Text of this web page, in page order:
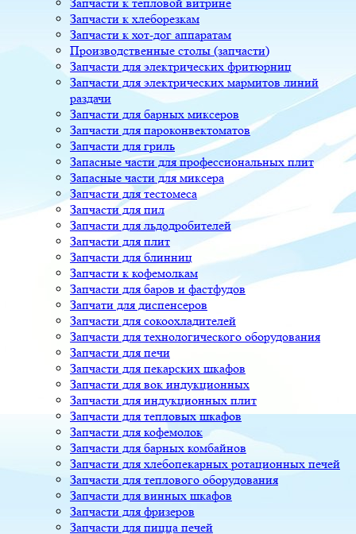
Запчасти к тепловой витрине
Запчасти к хлеборезкам
Запчасти к хот-дог аппаратам
Производственные столы (запчасти)
Запчасти для электрических фритюрниц
Запчасти для электрических мармитов линий
раздачи
Запчасти для барных миксеров
Запчасти для пароконвектоматов
Запчасти для гриль
Запасные части для профессиональных плит
Запасные части для миксера
Запчасти для тестомеса
Запчасти для пил
Запчасти для льдодробителей
Запчасти для плит
Запчасти для блинниц
Запчасти к кофемолкам
Запчасти для баров и фастфудов
Запчати для диспенсеров
Запчасти для сокоохладителей
Запчасти для технологического оборудования
Запчасти для печи
Запчасти для пекарских шкафов
Запчасти для вок индукционных
Запчасти для индукционных плит
Запчасти для тепловых шкафов
Запчасти для кофемолок
Запчасти для барных комбайнов
Запчасти для хлебопекарных ротационных печей
Запчасти для теплового оборудования
Запчасти для винных шкафов
Запчасти для фризеров
Запчасти для пицца печей